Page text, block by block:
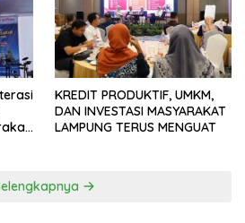
KREDIT PRODUKTIF, UMKM,
DAN INVESTASI MASYARAKAT
LAMPUNG TERUS MENGUAT